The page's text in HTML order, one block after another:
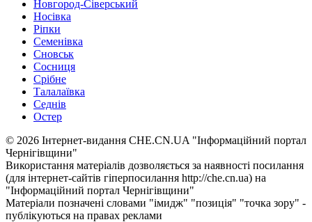
Новгород-Сіверський
Носівка
Ріпки
Семенівка
Сновськ
Сосниця
Срібне
Талалаївка
Седнів
Остер
© 2026 Інтернет-видання CHE.CN.UA "Інформаційний портал
Чернiгiвщини"
Використання матеріалів дозволяється за наявності посилання
(для інтернет-сайтів гіперпосилання http://che.cn.ua) на
"Інформаційний портал Чернiгiвщини"
Матеріали позначені словами "імидж" "позиція" "точка зору" -
публікуються на правах реклами